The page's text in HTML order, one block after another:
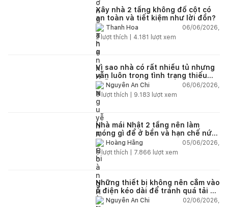
Xây nhà 2 tầng không đổ cột có
an toàn và tiết kiệm như lời đồn?
Thanh Hoa
06/06/2026,
2lượt thích | 4.181 lượt xem
Vì sao nhà có rất nhiều tủ nhưng
vẫn luôn trong tình trạng thiếu
chỗ chứa đồ?
Nguyễn An Chi
06/06/2026,
5lượt thích | 9.183 lượt xem
Nhà mái Nhật 2 tầng nên làm
móng gì để ở bền và hạn chế nứt
lún?Hoàng Hằng
05/06/2026,
5lượt thích | 7.866 lượt xem
Những thiết bị không nên cắm vào
ổ điện kéo dài để tránh quá tải và
chập cháy trong nhà
Nguyễn An Chi
02/06/2026,